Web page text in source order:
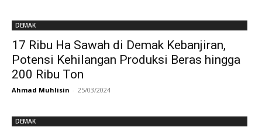
DEMAK
17 Ribu Ha Sawah di Demak Kebanjiran,
Potensi Kehilangan Produksi Beras hingga
200 Ribu Ton
Ahmad Muhlisin - 25/03/2024
DEMAK